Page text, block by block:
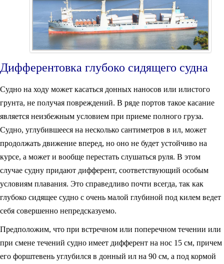
Дифферентовка глубоко сидящего судна
Судно на ходу может касаться донных наносов или илистого
грунта, не получая повреждений. В ряде портов такое касание
является неизбежным условием при приеме полного груза.
Судно, углубившееся на несколько сантиметров в ил, может
продолжать движение вперед, но оно не будет устойчиво на
курсе, а может и вообще перестать слушаться руля. В этом
случае судну придают дифферент, соответствующий особым
условиям плавания. Это справедливо почти всегда, так как
глубоко сидящее судно с очень малой глубиной под килем ведет
себя совершенно непредсказуемо.
Предположим, что при встречном или поперечном течении или
при смене течений судно имеет дифферент на нос 15 см, причем
его форштевень углубился в донный ил на 90 см, а под кормой